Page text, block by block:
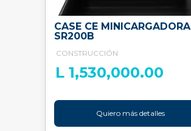
CASE CE MINICARGADORA
SR200B
CONSTRUCCIÓN
L 1,530,000.00
Quiero más detalles